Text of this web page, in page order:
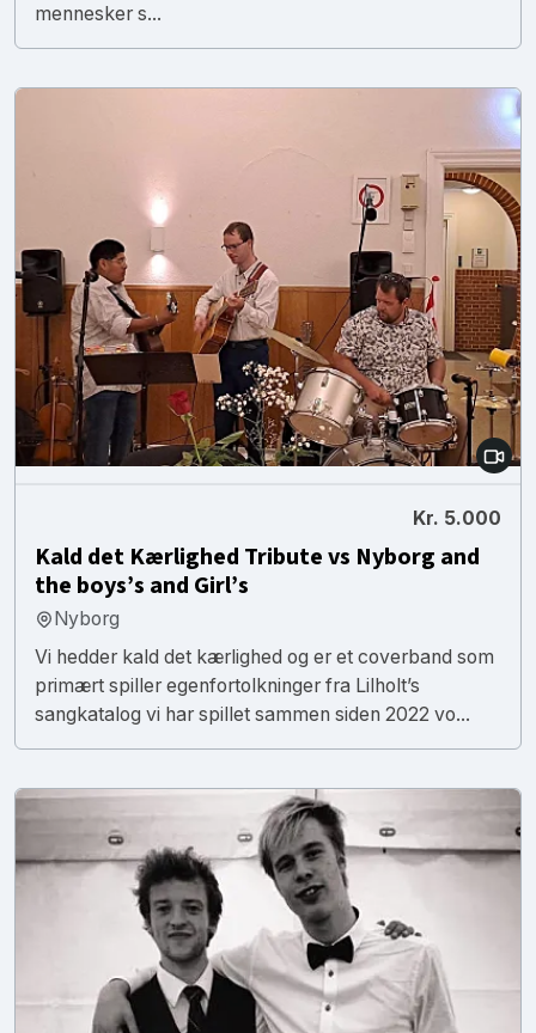
mennesker s...
Kr. 5.000
Kald det Kærlighed Tribute vs Nyborg and
the boys’s and Girl’s
Nyborg
Vi hedder kald det kærlighed og er et coverband som
primært spiller egenfortolkninger fra Lilholt’s
sangkatalog vi har spillet sammen siden 2022 vo...